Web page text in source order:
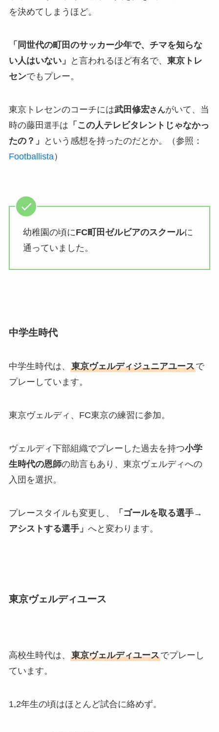
を決めてしまうほど。
「同世代の町田のサッカー少年で、チマを知らな
い人はいない」
と言われるほど有名で、 東京トレ
センでもプレー。
東京トレセンのコーチには武田修宏さんがいて、当
時の藤田 選手は 「この人テレビタレントじゃなかっ
たの？」
という感想を持ったのだとか。（参照：
Footballista）
幼稚園の頃にFC町田ゼルビアのスクールに
通っていました。
中学生時代
中学生時代は、 東京ヴェルディジュニアユースで
プレーしています。
東京ヴェルディ、FC東京の練習に参加。
ヴェルディ下部組織でプレーした過去を持つ小学
生時代の恩師の助言もあり、東京ヴェルディへの
入団を選択。
プレースタイルも変更し、
「ゴールを取る選手→
アシストする選手」 へと変わります。
東京ヴェルディユース
高校生時代は、 東京ヴェルディユースでプレーし
ています。
1,2年生の頃はほとんど試合に絡めず。